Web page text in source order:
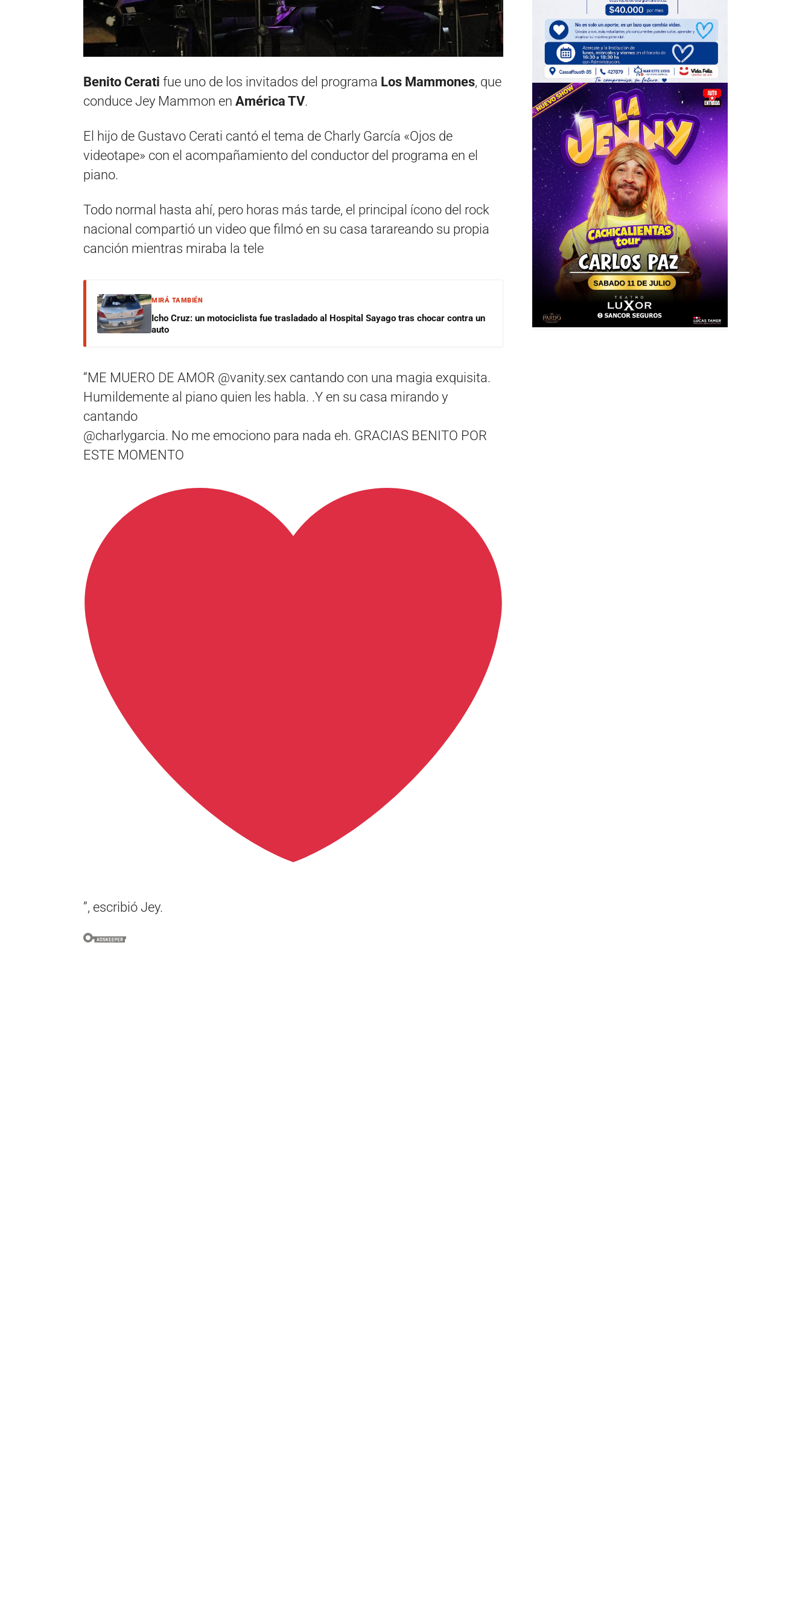
Benito Cerati fue uno de los invitados del programa Los Mammones, que
conduce Jey Mammon en América TV.
El hijo de Gustavo Cerati cantó el tema de Charly García «Ojos de
videotape» con el acompañamiento del conductor del programa en el
piano.
Todo normal hasta ahí, pero horas más tarde, el principal ícono del rock
nacional compartió un video que filmó en su casa tarareando su propia
canción mientras miraba la tele
MIRÁ TAMBIÉN
Icho Cruz: un motociclista fue trasladado al Hospital Sayago tras chocar contra un
auto
“ME MUERO DE AMOR @vanity.sex cantando con una magia exquisita.
Humildemente al piano quien les habla. .Y en su casa mirando y
cantando
@charlygarcia. No me emociono para nada eh. GRACIAS BENITO POR
ESTE MOMENTO
”, escribió Jey.